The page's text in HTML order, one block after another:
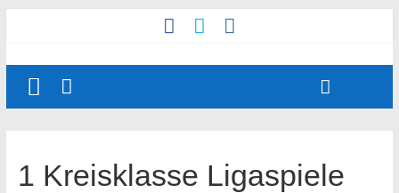
1 Kreisklasse Ligaspiele